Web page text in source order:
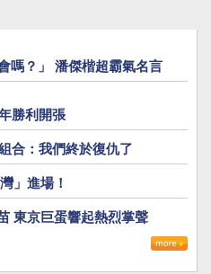
嗎？」 潘傑楷超霸氣名言
勝利開張
合：我們終於復仇了
」進場！
東京巨蛋響起熱烈掌聲